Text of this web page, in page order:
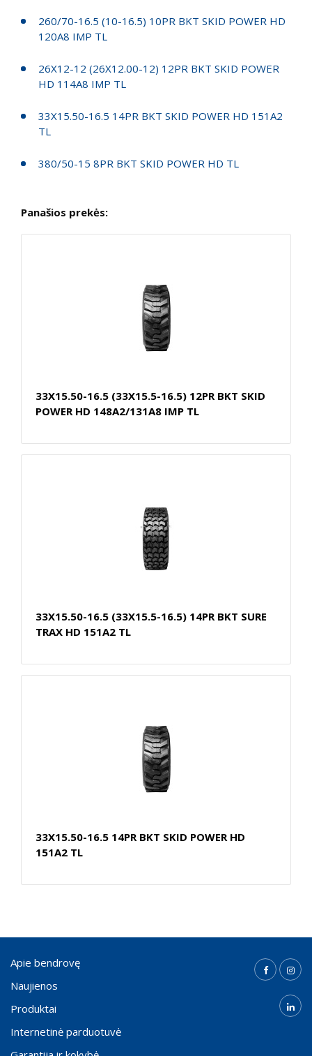
260/70-16.5 (10-16.5) 10PR BKT SKID POWER HD
120A8 IMP TL
26X12-12 (26X12.00-12) 12PR BKT SKID POWER
HD 114A8 IMP TL
33X15.50-16.5 14PR BKT SKID POWER HD 151A2
TL
380/50-15 8PR BKT SKID POWER HD TL
Panašios prekės:
33X15.50-16.5 (33X15.5-16.5) 12PR BKT SKID
POWER HD 148A2/131A8 IMP TL
33X15.50-16.5 (33X15.5-16.5) 14PR BKT SURE
TRAX HD 151A2 TL
33X15.50-16.5 14PR BKT SKID POWER HD
151A2 TL
Apie bendrovę
Naujienos
Produktai
Internetinė parduotuvė